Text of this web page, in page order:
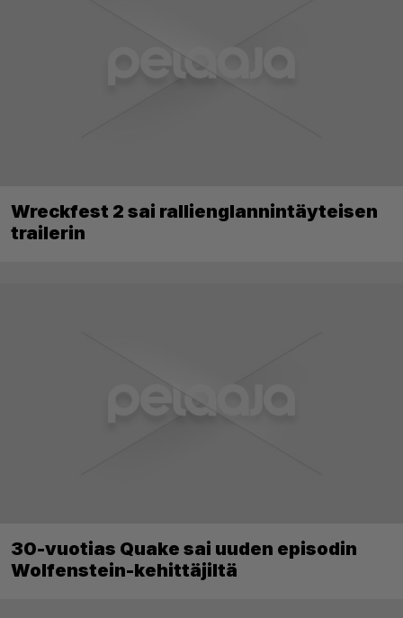
Wreckfest 2 sai rallienglannintäyteisen
trailerin
30-vuotias Quake sai uuden episodin
Wolfenstein-kehittäjiltä